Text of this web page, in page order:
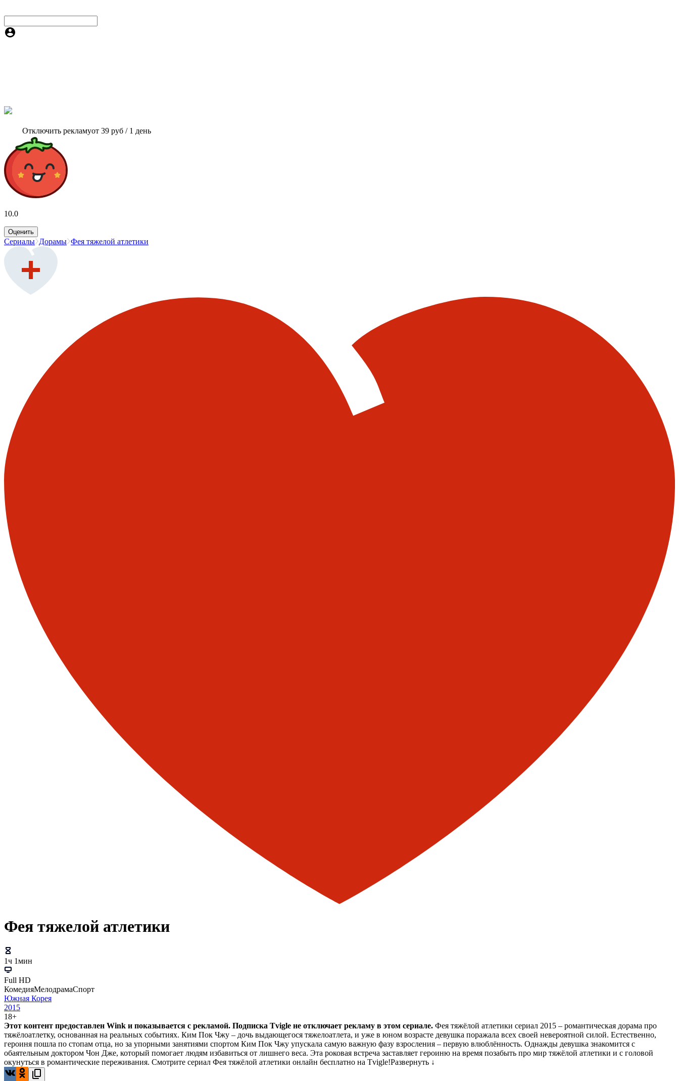
Отключить рекламуот 39 руб / 1 день
10.0
Оценить
Сериалы Дорамы Фея тяжелой атлетики
Фея тяжелой атлетики
1ч 1мин
Full HD
КомедияМелодрамаСпорт
Южная Корея
2015
18+
Этот контент предоставлен Wink и показывается с рекламой. Подписка Tvigle не отключает рекламу в этом сериале. Фея тяжёлой атлетики сериал 2015 – романтическая дорама про
тяжёлоатлетку, основанная на реальных событиях. Ким Пок Чжу – дочь выдающегося тяжелоатлета, и уже в юном возрасте девушка поражала всех своей невероятной силой. Естественно,
героиня пошла по стопам отца, но за упорными занятиями спортом Ким Пок Чжу упускала самую важную фазу взросления – первую влюблённость. Однажды девушка знакомится с
обаятельным доктором Чон Дже, который помогает людям избавиться от лишнего веса. Эта роковая встреча заставляет героиню на время позабыть про мир тяжёлой атлетики и с головой
окунуться в романтические переживания. Смотрите сериал Фея тяжёлой атлетики онлайн бесплатно на Tvigle!Развернуть ↓